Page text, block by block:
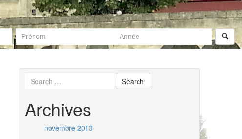
Archives
novembre 2013